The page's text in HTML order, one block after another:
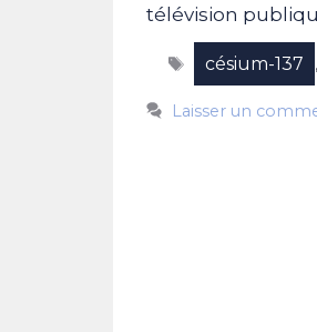
télévision
Étiquettes
césium-137 ,
Laisser un